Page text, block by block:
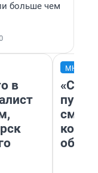
больше чем
в